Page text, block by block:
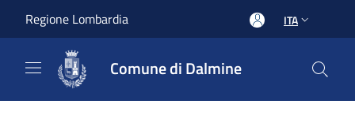
Regione Lombardia ITA
Comune di Dalmine